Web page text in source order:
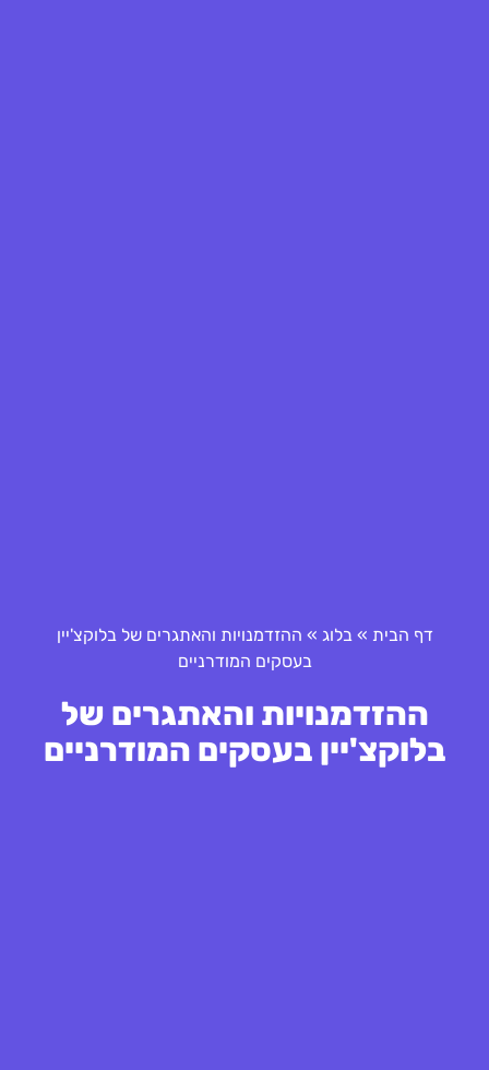
דף הבית » בלוג » ההזדמנויות והאתגרים של בלוקצ'יין
בעסקים המודרניים
ההזדמנויות והאתגרים של
בלוקצ'יין בעסקים המודרניים